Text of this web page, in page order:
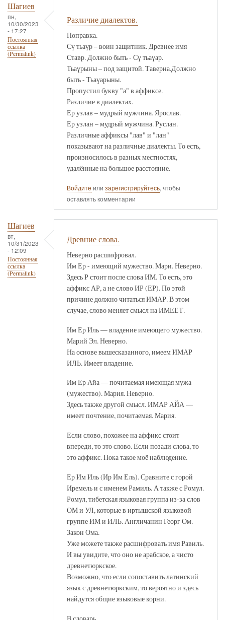
Шагиев
пн,
10/30/2023
- 17:27
Постоянная
ссылка
(Permalink)
Различие диалектов.
Поправка.
Сү тьаүр – воин защитник. Древнее имя
Ставр. Должно быть - Сү тьаүар.
Тьаүрыны – под защитой. Таверна.Должно
быть - Тьаүарыны.
Пропустил букву "а" в аффиксе.
Различие в диалектах.
Ер узлав – мудрый мужчина. Ярослав.
Ер узлан – мудрый мужчина. Руслан.
Различные аффиксы "лав" и "лан"
показывают на различные диалекты. То есть,
произносилось в разных местностях,
удалённые на большое расстояние.
Войдите или зарегистрируйтесь, чтобы
оставлять комментарии
Шагиев
вт,
10/31/2023
- 12:09
Постоянная
ссылка
(Permalink)
Древние слова.
Неверно расшифровал.
Им Ер - имеющий мужество. Мари. Неверно.
Здесь Р стоит после слова ИМ. То есть, это
аффикс АР, а не слово ИР (ЕР). По этой
причине должно читаться ИМАР. В этом
случае, слово меняет смысл на ИМЕЕТ.
Им Ер Иль — владение имеющего мужество.
Марий Эл. Неверно.
На основе вышесказанного, имеем ИМАР
ИЛЬ. Имеет владение.
Им Ер Айа — почитаемая имеющая мужа
(мужество). Мария. Неверно.
Здесь также другой смысл. ИМАР АЙА —
имеет почтение, почитаемая. Мария.
Если слово, похожее на аффикс стоит
впереди, то это слово. Если позади слова, то
это аффикс. Пока такое моё наблюдение.
Ер Им Иль (Ир Им Ель). Сравните с горой
Иремель и с именем Рамиль. А также с Ромул.
Ромул, тибетская языковая группа из-за слов
ОМ и УЛ, которые в иртышской языковой
группе ИМ и ИЛЬ. Англичанин Георг Ом.
Закон Ома.
Уже можете также расшифровать имя Равиль.
И вы увидите, что оно не арабское, а чисто
древнетюркское.
Возможно, что если сопоставить латинский
язык с древнетюркским, то вероятно и здесь
найдутся общие языковые корни.
В словарь.